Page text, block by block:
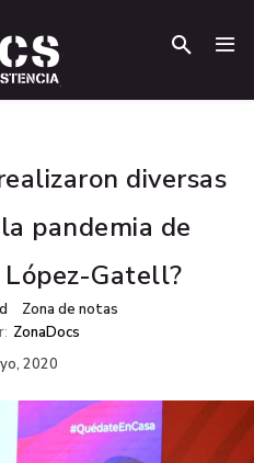
diversas
pandemia de
Gatell?
Zona de notas
ZonaDocs
2020